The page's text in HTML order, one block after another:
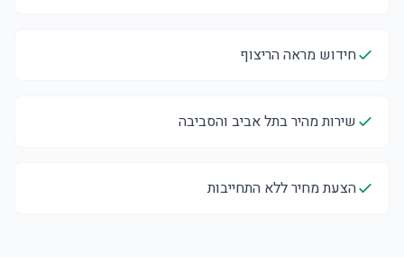
חידוש מראה הריצוף
שירות מהיר בתל אביב והסביבה
הצעת מחיר ללא התחייבות